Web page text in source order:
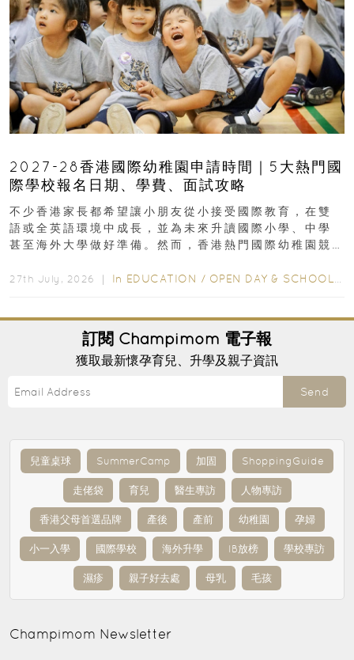
2027-28香港國際幼稚園申請時間｜5大熱門國
際學校報名日期、學費、面試攻略
不少香港家長都希望讓小朋友從小接受國際教育，在雙
語或全英語環境中成長，並為未來升讀國際小學、中學
甚至海外大學做好準備。然而，香港熱門國際幼稚園競
27th July, 2026 ｜ In EDUCATION / OPEN DAY & SCHOOL EVENTS
訂閱 Champimom 電子報
獲取最新懷孕育兒、升學及親子資訊
Send
兒童桌球 SummerCamp 加固 ShoppingGuide
走佬袋 育兒 醫生專訪 人物專訪
香港父母首選品牌 產後 產前 幼稚園 孕婦
小一入學 國際學校 海外升學 IB放榜 學校專訪
濕疹 親子好去處 母乳 毛孩
Champimom Newsletter